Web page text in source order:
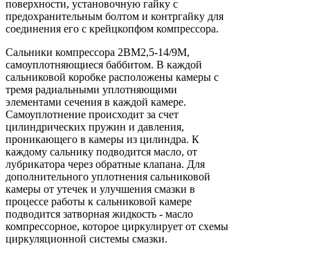
поверхности, установочную гайку с
предохранительным болтом и контргайку для
соединения его с крейцкопфом компрессора.
Сальники компрессора 2ВМ2,5-14/9М,
самоуплотняющиеся баббитом. В каждой
сальниковой коробке расположены камеры с
тремя радиальными уплотняющими
элементами сечения в каждой камере.
Самоуплотнение происходит за счет
цилиндрических пружин и давления,
проникающего в камеры из цилиндра. К
каждому сальнику подводится масло, от
лубрикатора через обратные клапана. Для
дополнительного уплотнения сальниковой
камеры от утечек и улучшения смазки в
процессе работы к сальниковой камере
подводится затворная жидкость - масло
компрессорное, которое циркулирует от схемы
циркуляционной системы смазки.